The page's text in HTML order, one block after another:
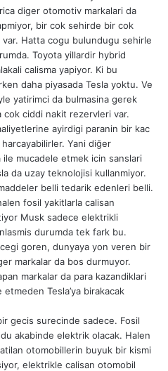
diger otomotiv markalari da
bir cok sehirde bir cok
var. Hatta cogu bulundugu sehirle
Toyota yillardir hybrid
calisma yapiyor. Ki bu
daha piyasada Tesla yoktu. Ve
yatirimci da bulmasina gerek
cok ciddi nakit rezervleri var.
ayirdigi paranin bir kac
Yani diğer
ile mucadele etmek icin sanslari
da uzay teknolojisi kullanmiyor.
belli tedarik edenleri belli.
fosil yakitlarla calisan
Musk sadece elektrikli
durumda tek fark bu.
goren, dunyaya yon veren bir
markalar da bos durmuyor.
markalar da para kazandiklari
etmeden Tesla’ya birakacak
gecis surecinde sadece. Fosil
akabinde elektrik olacak. Halen
otomobillerin buyuk bir kismi
elektrikle calisan otomobil